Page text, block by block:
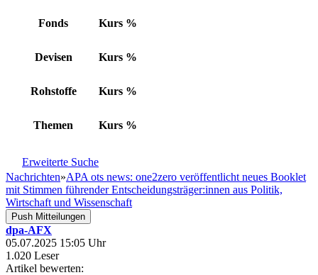
Fonds Kurs %
Devisen Kurs %
Rohstoffe Kurs %
Themen Kurs %
Erweiterte Suche
Nachrichten»APA ots news: one2zero veröffentlicht neues Booklet
mit Stimmen führender Entscheidungsträger:innen aus Politik,
Wirtschaft und Wissenschaft
Push Mitteilungen
dpa-AFX
05.07.2025 15:05 Uhr
1.020 Leser
Artikel bewerten: